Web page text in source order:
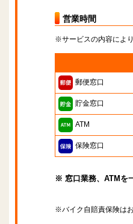
営業時間
※サービスの内容によ
郵便窓口
貯金窓口
ATM
保険窓口
※ 窓口業務、ATMを
※バイク自賠責保険は